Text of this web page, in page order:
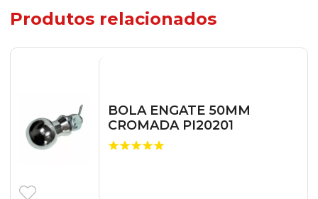
Produtos relacionados
BOLA ENGATE 50MM
CROMADA PI20201